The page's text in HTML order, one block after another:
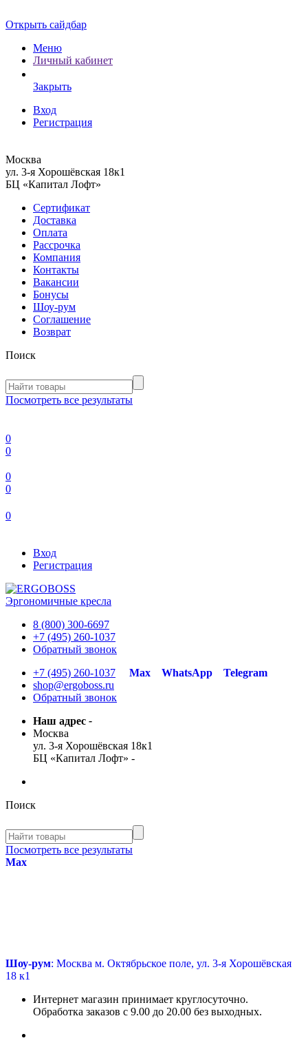
Открыть сайдбар
Меню
Личный кабинет
Закрыть
Вход
Регистрация
Москва
ул. 3-я Хорошёвская 18к1
БЦ «Капитал Лофт»
Сертификат
Доставка
Оплата
Рассрочка
Компания
Контакты
Вакансии
Бонусы
Шоу-рум
Соглашение
Возврат
Поиск
Посмотреть все результаты
0
0
0
0
0
Вход
Регистрация
Эргономичные кресла
8 (800) 300-6697
+7 (495) 260-1037
Обратный звонок
+7 (495) 260-1037
Max WhatsApp
Telegram
shop@ergoboss.ru
Обратный звонок
Наш адрес -
Москва
ул. 3-я Хорошёвская 18к1
БЦ «Капитал Лофт» -
Поиск
Посмотреть все результаты
Max
Шоу-рум: Москва м. Октябрьское поле, ул. 3-я Хорошёвская
18 к1
Интернет магазин принимает круглосуточно.
Обработка заказов с 9.00 до 20.00 без выходных.